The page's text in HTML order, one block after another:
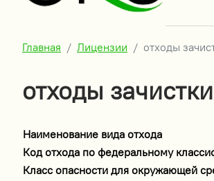
Главная Лицензии отходы
отходы
Наименование вида отхода
Код отхода по федеральному
Класс опасности для окружающей